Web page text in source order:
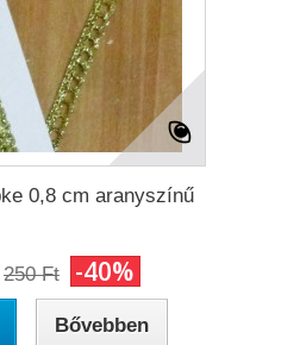
0,8 cm aranyszínű
250 Ft‎ -40%
Bővebben